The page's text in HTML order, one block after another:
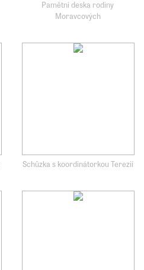
Pamětní deska rodiny
Moravcových
Schůzka s koordinátorkou Terezií